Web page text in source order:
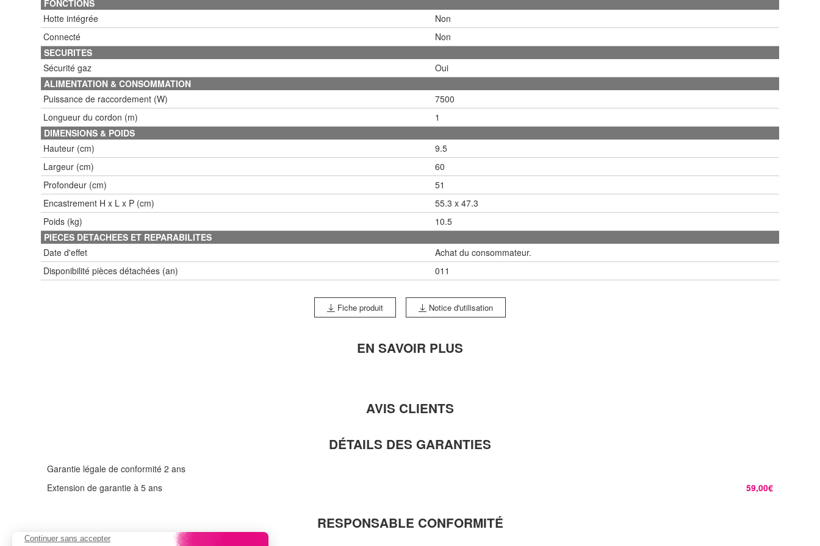
FONCTIONS
Hotte intégrée
Non
Connecté
Non
SECURITES
Sécurité gaz
Oui
ALIMENTATION & CONSOMMATION
Puissance de raccordement (W)
7500
Longueur du cordon (m)
1
DIMENSIONS & POIDS
Hauteur (cm)
9.5
Largeur (cm)
60
Profondeur (cm)
51
Encastrement H x L x P (cm)
55.3 x 47.3
Poids (kg)
10.5
PIECES DETACHEES ET REPARABILITES
Date d'effet
Achat du consommateur.
Disponibilité pièces détachées (an)
011
Fiche produit Notice d'utilisation
EN SAVOIR PLUS
AVIS CLIENTS
DÉTAILS DES GARANTIES
Garantie légale de conformité 2 ans
Extension de garantie à 5 ans
59,00€
RESPONSABLE CONFORMITÉ